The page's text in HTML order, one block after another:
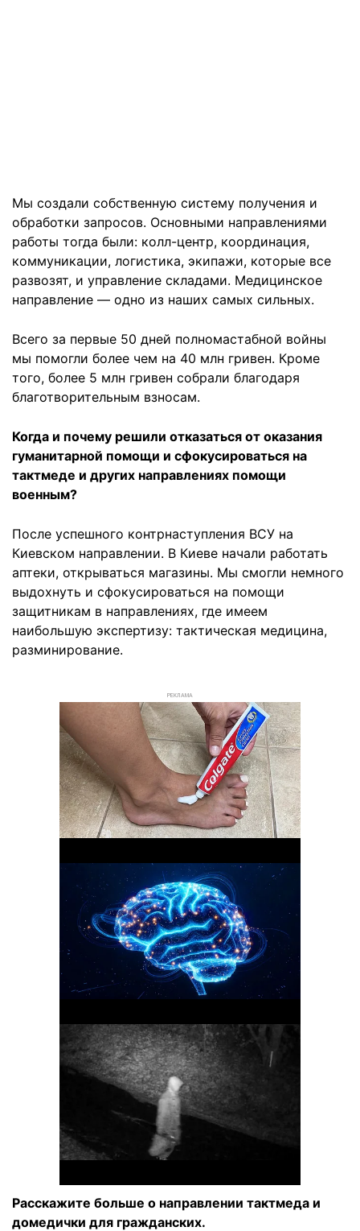
Мы создали собственную систему получения и
обработки запросов. Основными направлениями
работы тогда были: колл-центр, координация,
коммуникации, логистика, экипажи, которые все
развозят, и управление складами. Медицинское
направление — одно из наших самых сильных.
Всего за первые 50 дней полномастабной войны
мы помогли более чем на 40 млн гривен. Кроме
того, более 5 млн гривен собрали благодаря
благотворительным взносам.
Когда и почему решили отказаться от оказания
гуманитарной помощи и сфокусироваться на
тактмеде и других направлениях помощи
военным?
После успешного контрнаступления ВСУ на
Киевском направлении. В Киеве начали работать
аптеки, открываться магазины. Мы смогли немного
выдохнуть и сфокусироваться на помощи
защитникам в направлениях, где имеем
наибольшую экспертизу: тактическая медицина,
разминирование.
РЕКЛАМА
Расскажите больше о направлении тактмеда и
домедички для гражданских.